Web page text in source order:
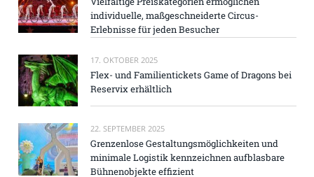
individuelle, maßgeschneiderte Circus-
Erlebnisse für jeden Besucher
17. OKTOBER 2025
Flex- und Familientickets Game of Dragons bei
Reservix erhältlich
22. SEPTEMBER 2025
Grenzenlose Gestaltungsmöglichkeiten und
minimale Logistik kennzeichnen aufblasbare
Bühnenobjekte effizient